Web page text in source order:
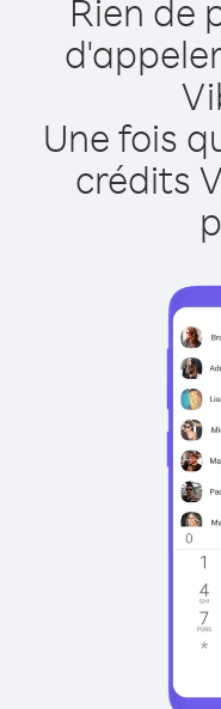
Rien de
Une fois
crédits